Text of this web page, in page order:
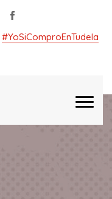
#YoSiComproEnTudela